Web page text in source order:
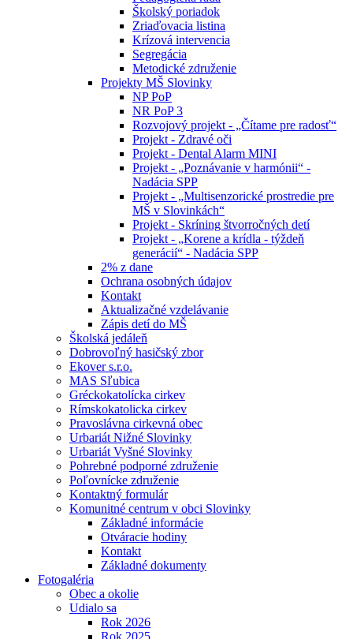
Školský poriadok
Zriaďovacia listina
Krízová intervencia
Segregácia
Metodické združenie
Projekty MŠ Slovinky
NP PoP
NR PoP 3
Rozvojový projekt - „Čítame pre radosť“
Projekt - Zdravé oči
Projekt - Dental Alarm MINI
Projekt - „Poznávanie v harmónii“ -
Nadácia SPP
Projekt - „Multisenzorické prostredie pre
MŠ v Slovinkách“
Projekt - Skríning štvorročných detí
Projekt - „Korene a krídla - týždeň
generácií“ - Nadácia SPP
2% z dane
Ochrana osobných údajov
Kontakt
Aktualizačné vzdelávanie
Zápis detí do MŠ
Školská jedáleň
Dobrovoľný hasičský zbor
Ekover s.r.o.
MAS Sľubica
Gréckokatolícka cirkev
Rímskokatolicka cirkev
Pravoslávna cirkevná obec
Urbariát Nižné Slovinky
Urbariát Vyšné Slovinky
Pohrebné podporné združenie
Poľovnícke združenie
Kontaktný formulár
Komunitné centrum v obci Slovinky
Základné informácie
Otváracie hodiny
Kontakt
Základné dokumenty
Fotogaléria
Obec a okolie
Udialo sa
Rok 2026
Rok 2025